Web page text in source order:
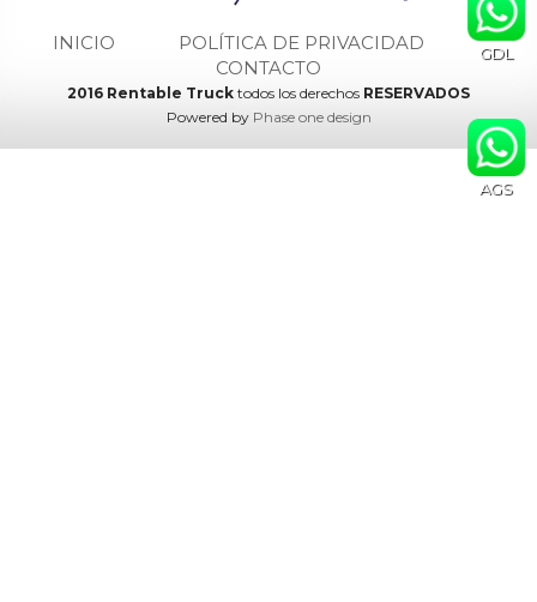
GDL
AGS
INICIO
POLÍTICA DE PRIVACIDAD
CONTACTO
2016 Rentable Truck todos los derechos RESERVADOS
Powered by Phase one design